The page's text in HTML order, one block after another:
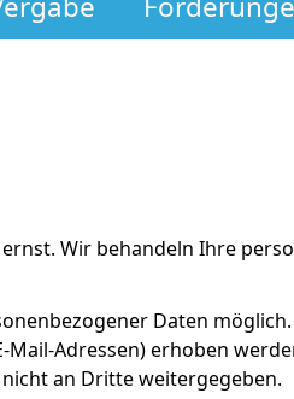
Wir behandeln Ihre
Daten
Adressen) erhoben
an Dritte weitergegeben.